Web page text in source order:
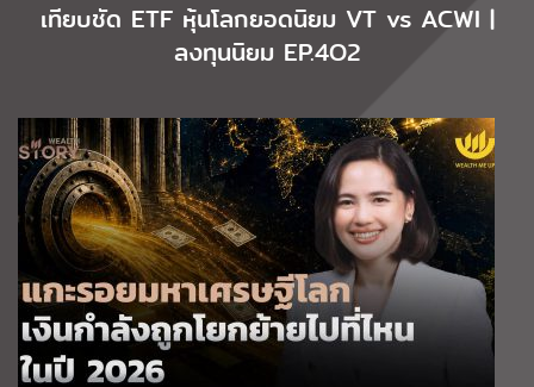
เทียบชัด ETF หุ้นโลกยอดนิยม VT vs ACWI |
ลงทุนนิยม EP.4O2